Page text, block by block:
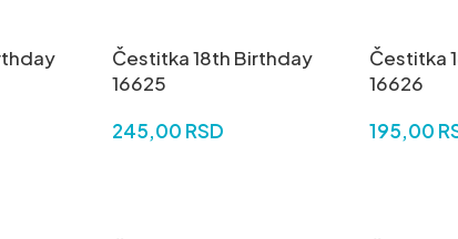
Čestitka 18th Birthday
16625
245,00 RSD
Čestitka
16626
195,00